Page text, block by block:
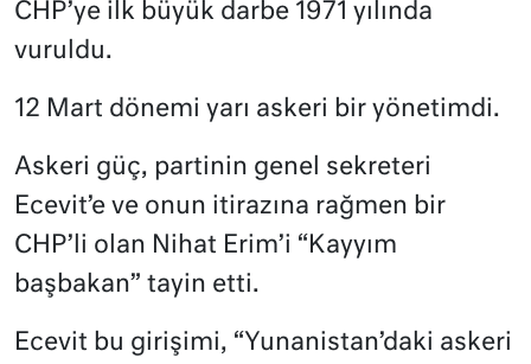
CHP’ye ilk büyük darbe 1971 yılında
vuruldu.
12 Mart dönemi yarı askeri bir yönetimdi.
Askeri güç, partinin genel sekreteri
Ecevit’e ve onun itirazına rağmen bir
CHP’li olan Nihat Erim’i “Kayyım
başbakan” tayin etti.
Ecevit bu girişimi, “Yunanistan’daki askeri